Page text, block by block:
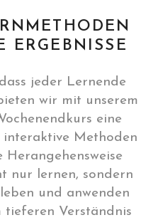
ERGEBNISSE
jeder Lernende
wir mit unserem
eine
Methoden
Herangehensweise
nur lernen, sondern
und anwenden
tieferen Verständnis